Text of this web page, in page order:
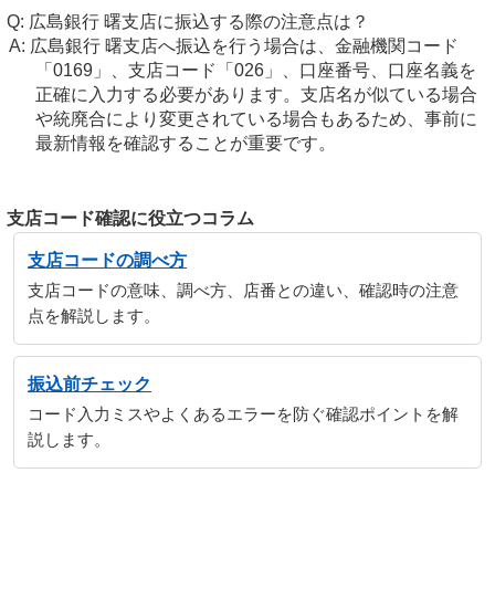
広島銀行 曙支店に振込する際の注意点は？
広島銀行 曙支店へ振込を行う場合は、金融機関コード
「0169」、支店コード「026」、口座番号、口座名義を
正確に入力する必要があります。支店名が似ている場合
や統廃合により変更されている場合もあるため、事前に
最新情報を確認することが重要です。
支店コード確認に役立つコラム
支店コードの調べ方
支店コードの意味、調べ方、店番との違い、確認時の注意
点を解説します。
振込前チェック
コード入力ミスやよくあるエラーを防ぐ確認ポイントを解
説します。